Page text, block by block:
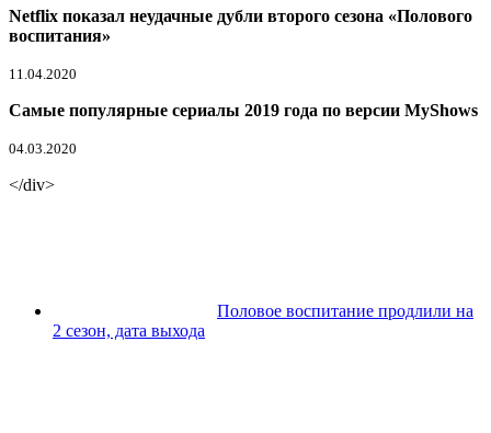
Netflix показал неудачные дубли второго сезона «Полового
воспитания»
11.04.2020
Самые популярные сериалы 2019 года по версии MyShows
04.03.2020
</div>
Половое воспитание продлили на
2 сезон, дата выхода